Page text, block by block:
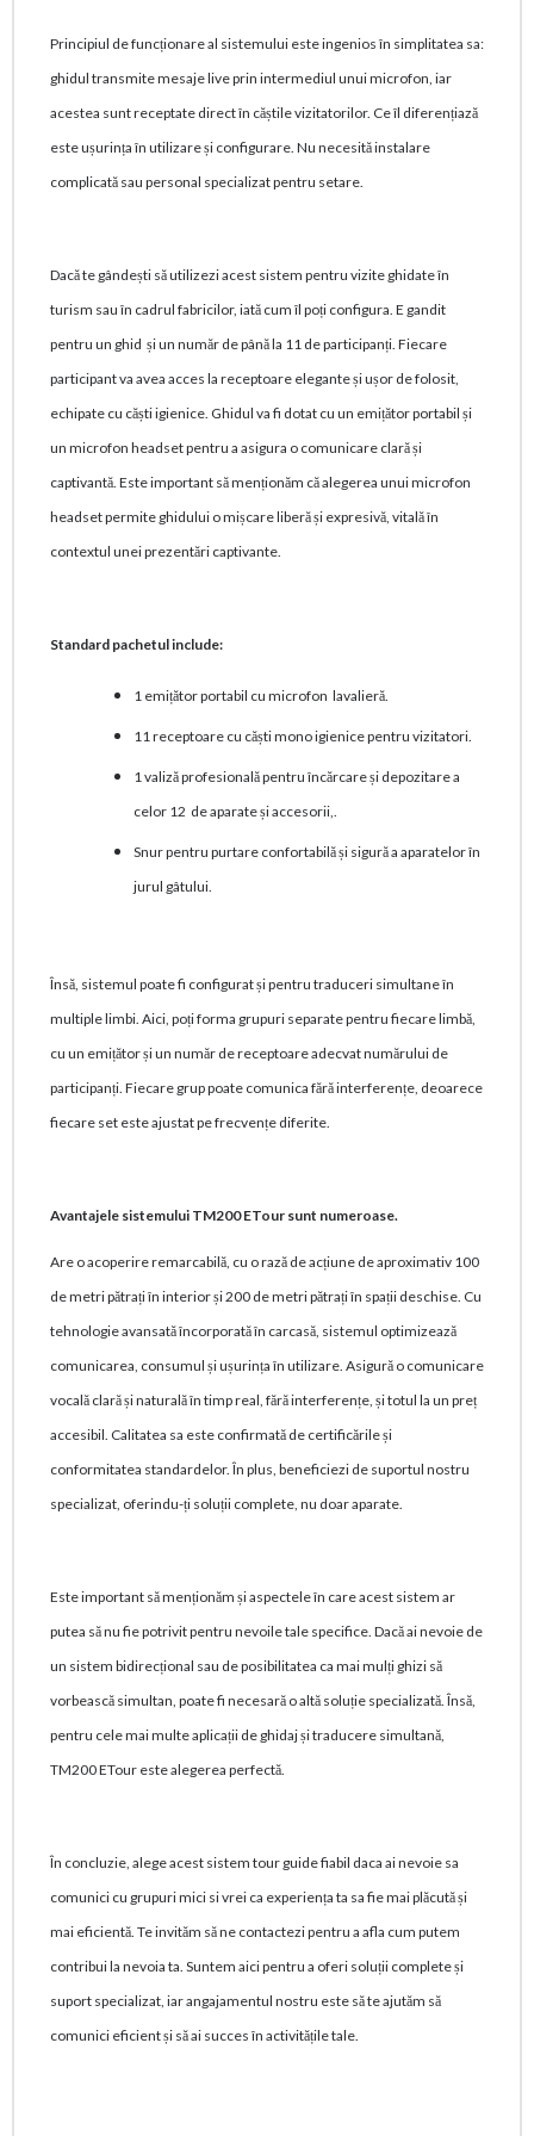
Principiul de funcționare al sistemului este ingenios în simplitatea sa:
ghidul transmite mesaje live prin intermediul unui microfon, iar
acestea sunt receptate direct în căștile vizitatorilor. Ce îl diferențiază
este ușurința în utilizare și configurare. Nu necesită instalare
complicată sau personal specializat pentru setare.
Dacă te gândești să utilizezi acest sistem pentru vizite ghidate în
turism sau în cadrul fabricilor, iată cum îl poți configura. E gandit
pentru un ghid și un număr de până la 11 de participanți. Fiecare
participant va avea acces la receptoare elegante și ușor de folosit,
echipate cu căști igienice. Ghidul va fi dotat cu un emițător portabil și
un microfon headset pentru a asigura o comunicare clară și
captivantă. Este important să menționăm că alegerea unui microfon
headset permite ghidului o mișcare liberă și expresivă, vitală în
contextul unei prezentări captivante.
Standard pachetul include:
1 emițător portabil cu microfon lavalieră.
11 receptoare cu căști mono igienice pentru vizitatori.
1 valiză profesională pentru încărcare și depozitare a
celor 12 de aparate și accesorii,.
Snur pentru purtare confortabilă și sigură a aparatelor în
jurul gâtului.
Însă, sistemul poate fi configurat și pentru traduceri simultane în
multiple limbi. Aici, poți forma grupuri separate pentru fiecare limbă,
cu un emițător și un număr de receptoare adecvat numărului de
participanți. Fiecare grup poate comunica fără interferențe, deoarece
fiecare set este ajustat pe frecvențe diferite.
Avantajele sistemului TM200 ETour sunt numeroase.
Are o acoperire remarcabilă, cu o rază de acțiune de aproximativ 100
de metri pătrați în interior și 200 de metri pătrați în spații deschise. Cu
tehnologie avansată încorporată în carcasă, sistemul optimizează
comunicarea, consumul și ușurința în utilizare. Asigură o comunicare
vocală clară și naturală în timp real, fără interferențe, și totul la un preț
accesibil. Calitatea sa este confirmată de certificările și
conformitatea standardelor. În plus, beneficiezi de suportul nostru
specializat, oferindu-ți soluții complete, nu doar aparate.
Este important să menționăm și aspectele în care acest sistem ar
putea să nu fie potrivit pentru nevoile tale specifice. Dacă ai nevoie de
un sistem bidirecțional sau de posibilitatea ca mai mulți ghizi să
vorbească simultan, poate fi necesară o altă soluție specializată. Însă,
pentru cele mai multe aplicații de ghidaj și traducere simultană,
TM200 ETour este alegerea perfectă.
În concluzie, alege acest sistem tour guide fiabil daca ai nevoie sa
comunici cu grupuri mici si vrei ca experiența ta sa fie mai plăcută și
mai eficientă. Te invităm să ne contactezi pentru a afla cum putem
contribui la nevoia ta. Suntem aici pentru a oferi soluții complete și
suport specializat, iar angajamentul nostru este să te ajutăm să
comunici eficient și să ai succes în activitățile tale.